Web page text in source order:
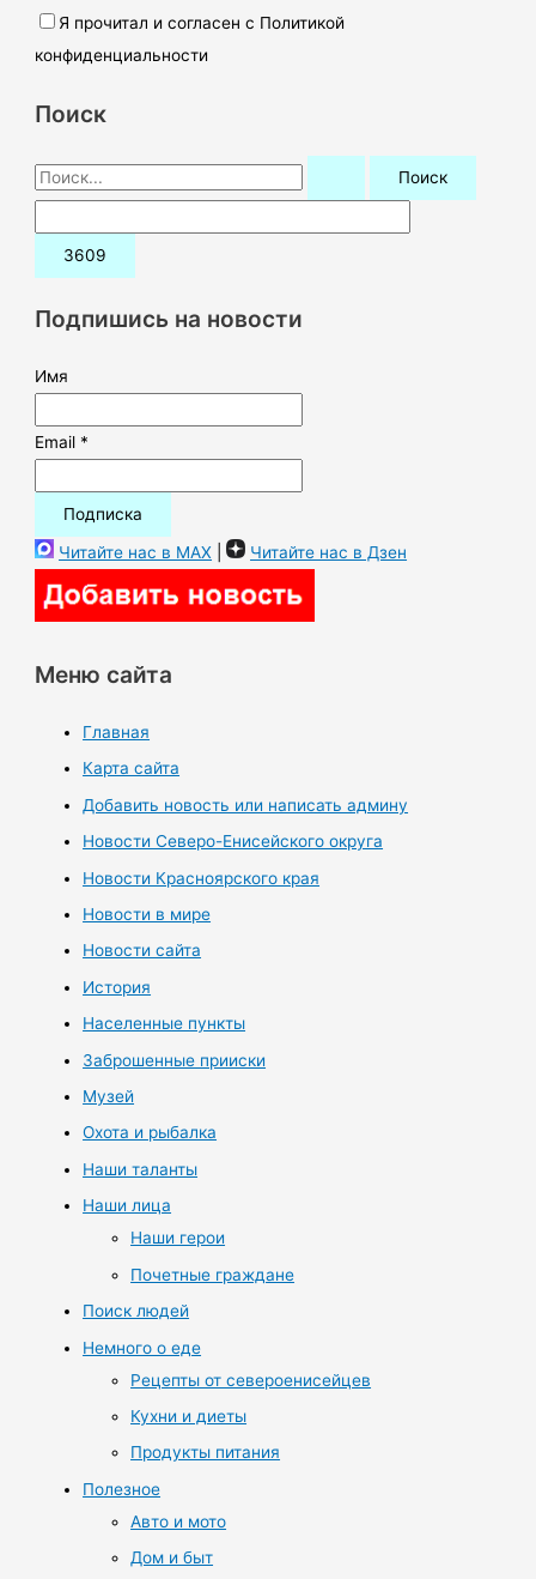
Я прочитал и согласен с Политикой
конфиденциальности
Поиск
П
о
и
:Подпишись на новости
Имя
Email *
Читайте нас в MAX | Читайте нас в Дзен
Меню сайта
Главная
Карта сайта
Добавить новость или написать админу
Новости Северо-Енисейского округа
Новости Красноярского края
Новости в мире
Новости сайта
История
Населенные пункты
Заброшенные прииски
Музей
Охота и рыбалка
Наши таланты
Наши лица
Наши герои
Почетные граждане
Поиск людей
Немного о еде
Рецепты от североенисейцев
Кухни и диеты
Продукты питания
Полезное
Авто и мото
Дом и быт